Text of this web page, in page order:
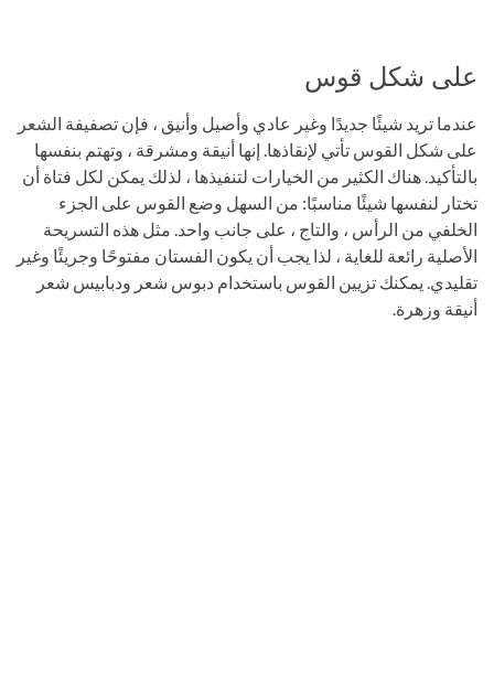
على شكل قوس
عندما تريد شيئًا جديدًا وغير عادي وأصيل وأنيق ، فإن تصفيفة الشعر
على شكل القوس تأتي لإنقاذها. إنها أنيقة ومشرقة ، وتهتم بنفسها
بالتأكيد. هناك الكثير من الخيارات لتنفيذها ، لذلك يمكن لكل فتاة أن
تختار لنفسها شيئًا مناسبًا: من السهل وضع القوس على الجزء
الخلفي من الرأس ، والتاج ، على جانب واحد. مثل هذه التسريحة
الأصلية رائعة للغاية ، لذا يجب أن يكون الفستان مفتوحًا وجريئًا وغير
تقليدي. يمكنك تزيين القوس باستخدام دبوس شعر ودبابيس شعر
أنيقة وزهرة.